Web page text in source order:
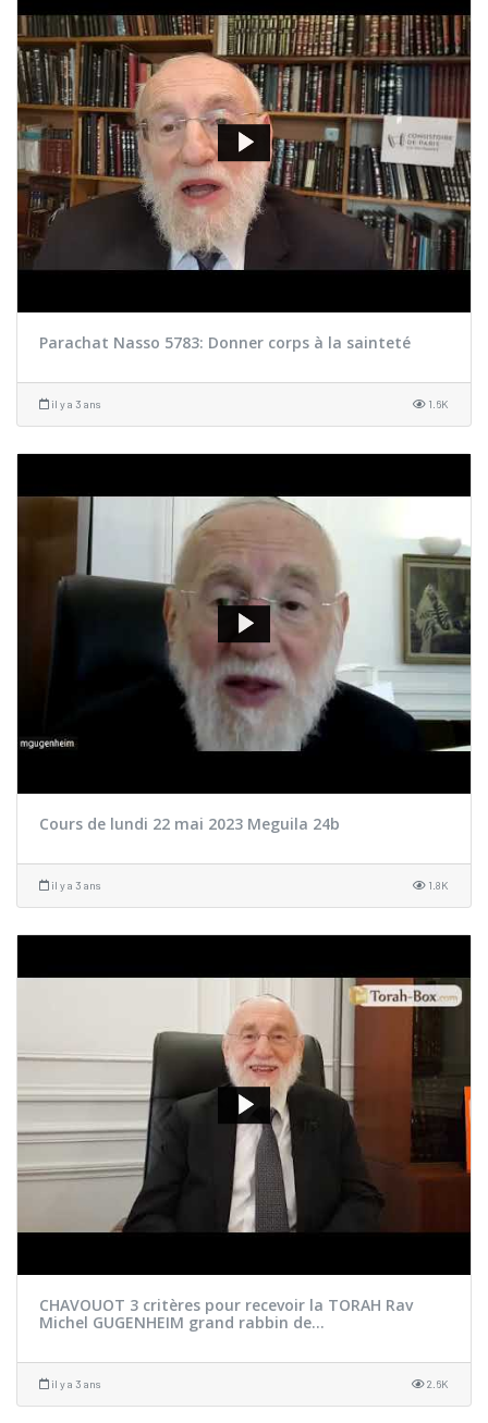
Parachat Nasso 5783: Donner corps à la sainteté
il y a 3 ans 1.6K
Cours de lundi 22 mai 2023 Meguila 24b
il y a 3 ans 1.8K
CHAVOUOT 3 critères pour recevoir la TORAH Rav
Michel GUGENHEIM grand rabbin de...
il y a 3 ans 2.6K